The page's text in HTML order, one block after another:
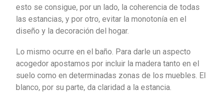
esto se consigue, por un lado, la coherencia de todas
las estancias, y por otro, evitar la monotonía en el
diseño y la decoración del hogar.
Lo mismo ocurre en el baño. Para darle un aspecto
acogedor apostamos por incluir la madera tanto en el
suelo como en determinadas zonas de los muebles. El
blanco, por su parte, da claridad a la estancia.